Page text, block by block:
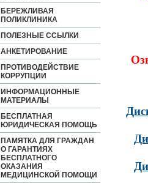
БЕРЕЖЛИВАЯ
ПОЛИКЛИНИКА
ПОЛЕЗНЫЕ ССЫЛКИ
АНКЕТИРОВАНИЕ
ПРОТИВОДЕЙСТВИЕ
КОРРУПЦИИ
ИНФОРМАЦИОННЫЕ
МАТЕРИАЛЫ
БЕСПЛАТНАЯ
ЮРИДИЧЕСКАЯ ПОМОЩЬ
ПАМЯТКА ДЛЯ ГРАЖДАН
О ГАРАНТИЯХ
БЕСПЛАТНОГО
ОКАЗАНИЯ
МЕДИЦИНСКОЙ ПОМОЩИ